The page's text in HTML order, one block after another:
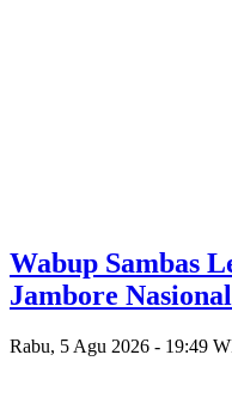
Wabup Sambas
Jambore
Rabu, 5 Agu 2026 - 19:49